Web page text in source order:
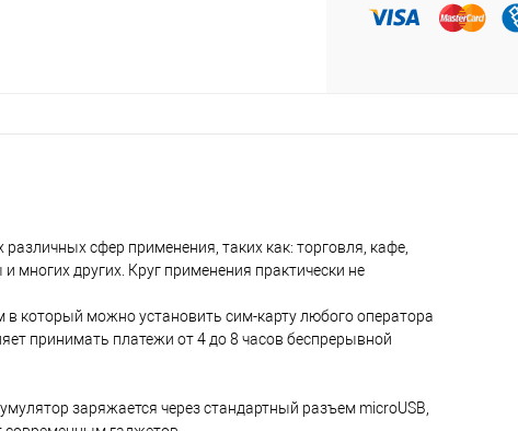
сфер применения, таких как: торговля, кафе,
многих других. Круг применения практически не
который можно установить сим-карту любого оператора
принимать платежи от 4 до 8 часов беспрерывной
заряжается через стандартный разъем microUSB,